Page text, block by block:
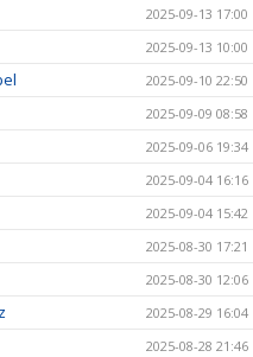
2025-09-13 17:00
2025-09-13 10:00
2025-09-10 22:50
2025-09-09 08:58
2025-09-06 19:34
2025-09-04 16:16
2025-09-04 15:42
2025-08-30 17:21
2025-08-30 12:06
2025-08-29 16:04
2025-08-28 21:46